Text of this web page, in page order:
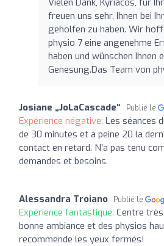
freuen uns sehr, Ihnen bei
geholfen zu haben. Wir
physio 7 eine angenehme
haben und wünschen Ihnen
Genesung.Das Team von
Josiane „JoLaCascade“ Publié le
Expérience négative: Les séances
de 30 minutes et à peine 20 la
contact en retard. N’a pas tenu
demandes et besoins.
Alessandra Troiano Publié le
Expérience fantastique: Centre
bonne ambiance et des physios
recommende les yeux fermés!